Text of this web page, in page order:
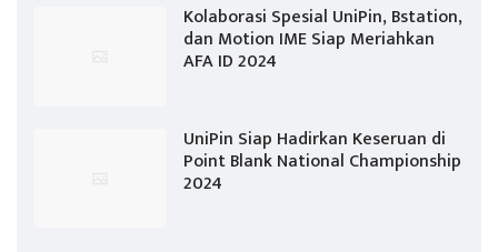
Kolaborasi Spesial UniPin, Bstation,
dan Motion IME Siap Meriahkan
AFA ID 2024
UniPin Siap Hadirkan Keseruan di
Point Blank National Championship
2024